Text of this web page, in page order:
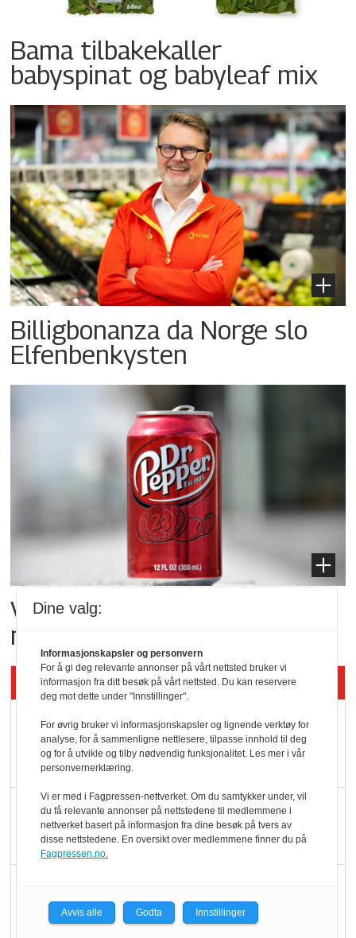
Bama tilbakekaller
babyspinat og babyleaf mix
Billigbonanza da Norge slo
Elfenbenkysten
Vil vokse i brusmarkedet
med Dr Pepper
Siste artikler - KBS
Mat er viktigere enn
pris når elbilister
velger ladestopp
Ti bensinstasjoner
legger ned hver måned
oktan
Dine valg:
Informasjonskapsler og personvern
For å gi deg relevante annonser på vårt nettsted bruker vi
informasjon fra ditt besøk på vårt nettsted. Du kan reservere
deg mot dette under "Innstillinger".
For øvrig bruker vi informasjonskapsler og lignende verktøy for
analyse, for å sammenligne nettlesere, tilpasse innhold til deg
og for å utvikle og tilby nødvendig funksjonalitet. Les mer i vår
personvernerklæring.
Vi er med i Fagpressen-nettverket. Om du samtykker under, vil
du få relevante annonser på nettstedene til medlemmene i
nettverket basert på informasjon fra dine besøk på tvers av
disse nettstedene. En oversikt over medlemmene finner du på
Fagpressen.no.
Avvis alle Godta Innstillinger